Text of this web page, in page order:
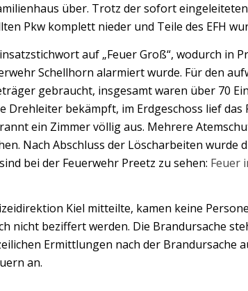
über. Trotz der sofort
Pkw komplett nieder und Teile des EFH
auf „Feuer Groß“, wodurch in
Schellhorn alarmiert wurde. Für den
gebraucht, insgesamt waren über 70
Drehleiter bekämpft, im Erdgeschoss lief
ein Zimmer völlig aus. Mehrere
Nach Abschluss der Löscharbeiten wurde
bei der Feuerwehr Preetz zu sehen: Feuer
Kiel mitteilte, kamen keine
nicht beziffert werden. Die Brandursache
Ermittlungen nach der Brandursache
an.